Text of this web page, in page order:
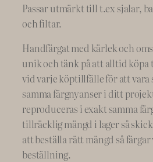
n
g
d
Passar utmärkt till t.ex sjalar,
och filtar.
Handfärgat med kärlek och
unik och tänk på att alltid
vid varje köptillfälle för att vara
samma färgnyanser i ditt
reproduceras i exakt samma
tillräcklig mängd i lager så
att beställa rätt mängd så
beställning.